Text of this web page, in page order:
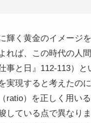
輝く黄金のイメージ
れば、この時代の人
事と日』112-113）
実現すると考えたの
ratio）を正しく用い
している点で異なり